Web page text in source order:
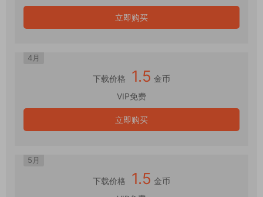
立即购买
4月
下载价格 1.5 金币
VIP免费
立即购买
5月
下载价格 1.5 金币